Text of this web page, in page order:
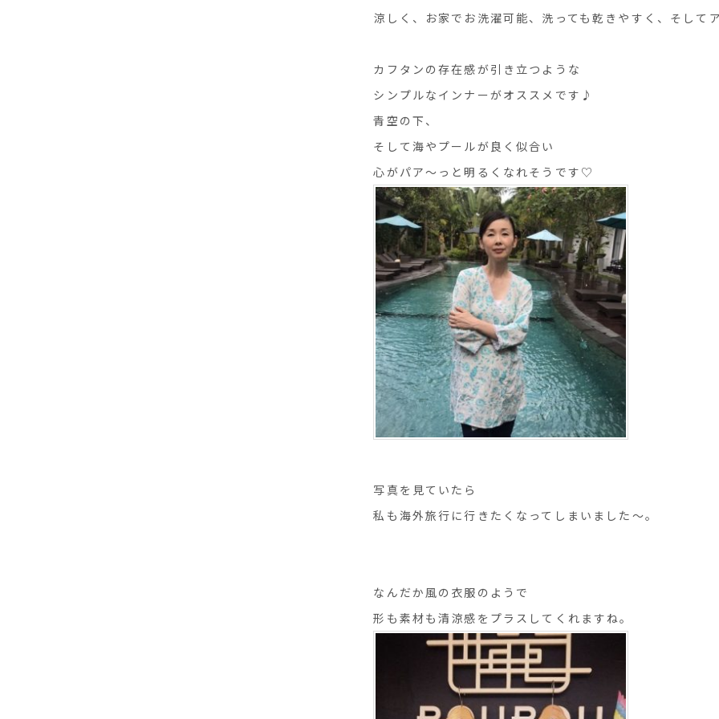
涼しく、お家でお洗濯可能、洗っても乾きやすく、そして
カフタンの存在感が引き立つような
シンプルなインナーがオススメです♪
青空の下、
そして海やプールが良く似合い
心がパア～っと明るくなれそうです♡
写真を見ていたら
私も海外旅行に行きたくなってしまいました～。
なんだか風の衣服のようで
形も素材も清涼感をプラスしてくれますね。